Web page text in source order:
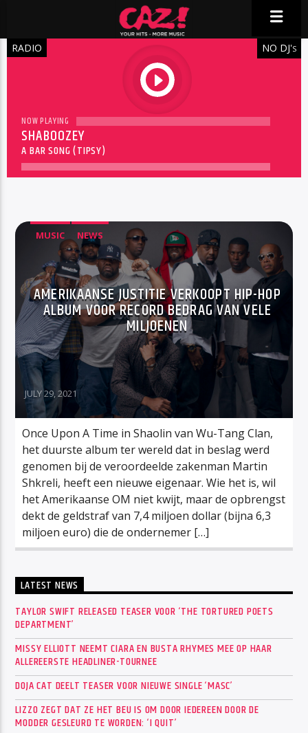
RADIO
play
NO DJ'S
NOW PLAYING
SHABOOZEY
A BAR SONG (TIPSY)
MUSIC NEWS
AMERIKAANSE JUSTITIE VERKOOPT HIP-HOP
ALBUM VOOR RECORD BEDRAG VAN VELE
MILJOENEN
JULY 29, 2021
Once Upon A Time in Shaolin van Wu-Tang Clan,
het duurste album ter wereld dat in beslag werd
genomen bij de veroordeelde zakenman Martin
Shkreli, heeft een nieuwe eigenaar. Wie het is, wil
het Amerikaanse OM niet kwijt, maar de opbrengst
dekt de geldstraf van 7,4 miljoen dollar (bijna 6,3
miljoen euro) die de ondernemer […]
LATEST NEWS
TAYLOR SWIFT RELEASED TEASER VOOR ‘THE TORTURED POETS
DEPARTMENT’
MISSY ELLIOTT NEEMT CIARA EN BUSTA RHYMES MEE OP HAAR
ALLEREERSTE HEADLINER-TOURNEE
DOJA CAT DEELT TEASER VOOR NIEUWE SINGLE ‘MASC’
LIZZO ZEGT DAT ZE HET BEU IS OM DOOR IEDEREEN DOOR DE
MODDER GESLEURD TE WORDEN: ‘I QUIT’